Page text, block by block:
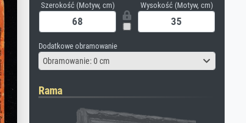
Szerokość (Motyw, cm) Wysokość (Motyw, cm)
Dodatkowe obramowanie
Obramowanie: 0 cm
Rama